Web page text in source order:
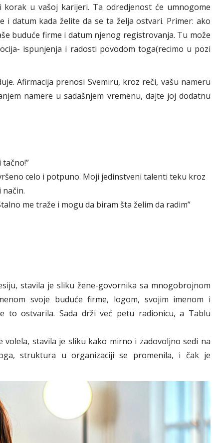
u vašoj karijeri. Ta odredjenost će umnogome
i datum kada želite da se ta želja ostvari. Primer: ako
buduće firme i datum njenog registrovanja. Tu može
ispunjenja i radosti povodom toga(recimo u pozi
Afirmacija prenosi Svemiru, kroz reči, vašu nameru
namere u sadašnjem vremenu, dajte joj dodatnu
celo i potpuno. Moji jedinstveni talenti teku kroz
način.
me traže i mogu da biram šta želim da radim”
stavila je sliku žene-govornika sa mnogobrojnom
svoje buduće firme, logom, svojim imenom i
to ostvarila. Sada drži već petu radionicu, a Tablu
stavila je sliku kako mirno i zadovoljno sedi na
struktura u organizaciji se promenila, i čak je